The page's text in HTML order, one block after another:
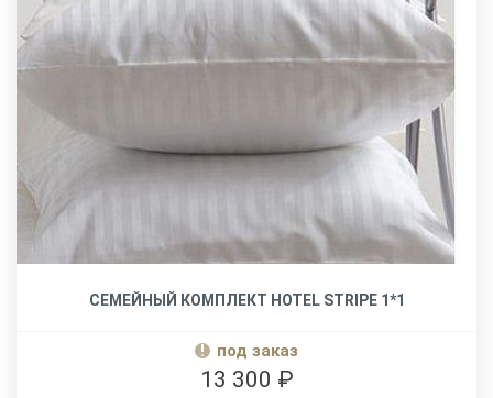
СЕМЕЙНЫЙ КОМПЛЕКТ HOTEL STRIPE 1*1
под заказ
13 300 ₽